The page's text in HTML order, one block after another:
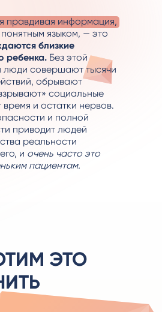
правдивая информация,
языком, — это
близкие
ребенка. Без этой
люди совершают тысячи
обрывают
социальные
время и остатки нервов.
и полной
приводит людей
реальности
и очень часто это
пациентам.
ЭТО